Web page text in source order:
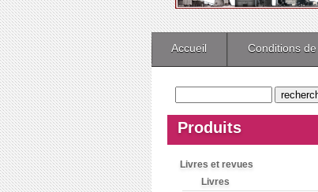
Accueil Conditions
Produits
Livres et revues
Livres